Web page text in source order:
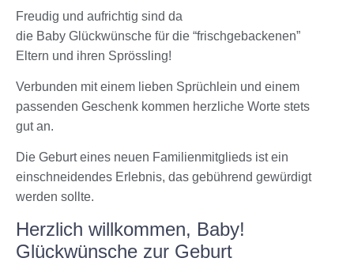
Freudig und aufrichtig sind da
die Baby Glückwünsche für die “frischgebackenen”
Eltern und ihren Sprössling!
Verbunden mit einem lieben Sprüchlein und einem
passenden Geschenk kommen herzliche Worte stets
gut an.
Die Geburt eines neuen Familienmitglieds ist ein
einschneidendes Erlebnis, das gebührend gewürdigt
werden sollte.
Herzlich willkommen, Baby!
Glückwünsche zur Geburt